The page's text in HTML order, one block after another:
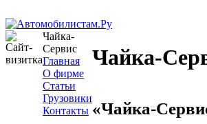
Чайка-
Сервис
Главная
О фирме
Статьи
Грузовики
Контакты
Чайка-
«Чайка-